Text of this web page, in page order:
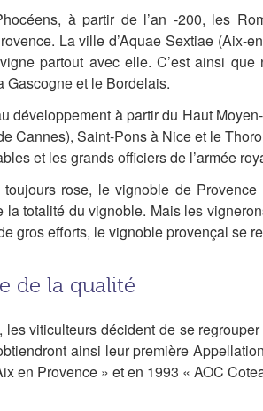
à partir de l’an -200, les
La ville d’Aquae Sextiae (Aix-
partout avec elle. C’est ainsi
Gascogne et le Bordelais.
développement à partir du Haut
Cannes), Saint-Pons à Nice et le
et les grands officiers de l’armée
rose, le vignoble de
la totalité du vignoble. Mais les
gros efforts, le vignoble provençal se
de la qualité
les viticulteurs décident de se
ainsi leur première
en Provence » et en 1993 « AOC